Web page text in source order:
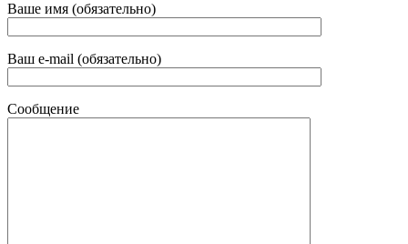
Ваше имя (обязательно)
Ваш e-mail (обязательно)
Сообщение